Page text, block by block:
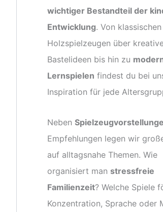
wichtiger Bestandteil der
Entwicklung. Von klassischen
Holzspielzeugen über
Bastelideen bis hin zu
Lernspielen findest du bei
Inspiration für jede
Neben
Empfehlungen legen wir
auf alltagsnahe Themen. Wie
organisiert man stressfreie
Familienzeit? Welche Spiele
Konzentration, Sprache oder